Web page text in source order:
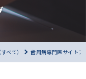
べて） 歯周病専門医サイトブ